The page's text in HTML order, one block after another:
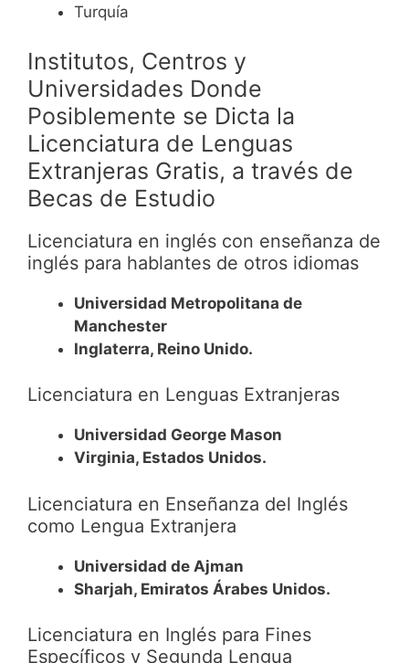
Turquía
Institutos, Centros y
Universidades Donde
Posiblemente se Dicta la
Licenciatura de Lenguas
Extranjeras Gratis, a través de
Becas de Estudio
Licenciatura en inglés con enseñanza de
inglés para hablantes de otros idiomas
Universidad Metropolitana de
Manchester
Inglaterra, Reino Unido.
Licenciatura en Lenguas Extranjeras
Universidad George Mason
Virginia, Estados Unidos.
Licenciatura en Enseñanza del Inglés
como Lengua Extranjera
Universidad de Ajman
Sharjah, Emiratos Árabes Unidos.
Licenciatura en Inglés para Fines
Específicos y Segunda Lengua